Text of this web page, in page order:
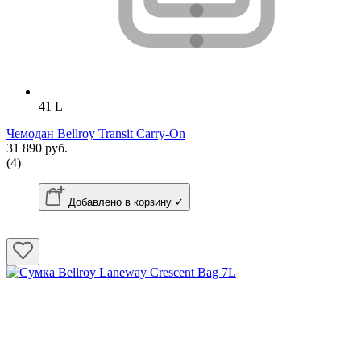
41 L
Чемодан Bellroy Transit Carry-On
31 890 руб.
(4)
Добавлено в корзину ✓